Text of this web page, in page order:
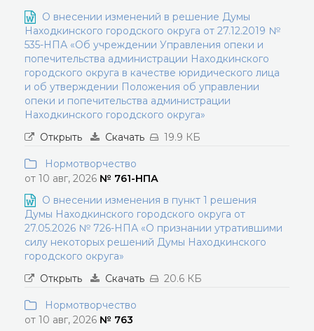
О внесении изменений в решение Думы
Находкинского городского округа от 27.12.2019 №
535-НПА «Об учреждении Управления опеки и
попечительства администрации Находкинского
городского округа в качестве юридического лица
и об утверждении Положения об управлении
опеки и попечительства администрации
Находкинского городского округа»
Открыть
Скачать 19.9 КБ
Нормотворчество
от 10 авг, 2026 № 761-НПА
О внесении изменения в пункт 1 решения
Думы Находкинского городского округа от
27.05.2026 № 726-НПА «О признании утратившими
силу некоторых решений Думы Находкинского
городского округа»
Открыть
Скачать 20.6 КБ
Нормотворчество
от 10 авг, 2026 № 763